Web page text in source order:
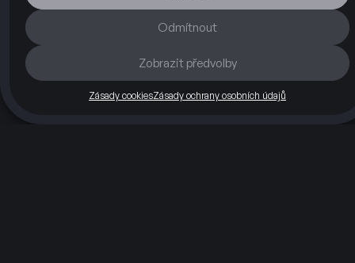
Odmítnout
Zobrazit předvolby
Zásady cookiesZásady ochrany osobních údajů
info@hefty74.cz
Hefty74 s.r.o.
110 00 Praha